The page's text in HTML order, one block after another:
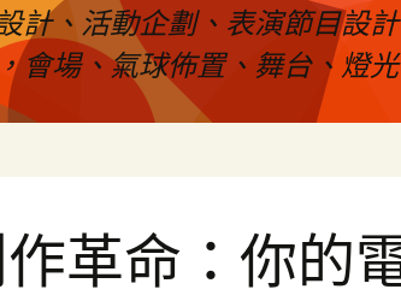
計、活動企劃、表演節目設
會場、氣球佈置、舞台、燈
革命：你的